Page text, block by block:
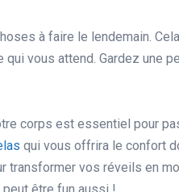
à faire le lendemain.
vous attend. Gardez une
corps est essentiel pour
qui vous offrira le confort
transformer vos réveils en